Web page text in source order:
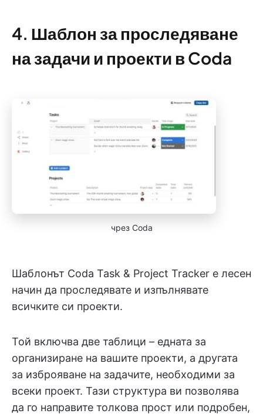
4. Шаблон за проследяване
на задачи и проекти в Coda
чрез Coda
Шаблонът Coda Task & Project Tracker е лесен
начин да проследявате и изпълнявате
всичките си проекти.
Той включва две таблици – едната за
организиране на вашите проекти, а другата
за изброяване на задачите, необходими за
всеки проект. Тази структура ви позволява
да го направите толкова прост или подробен,